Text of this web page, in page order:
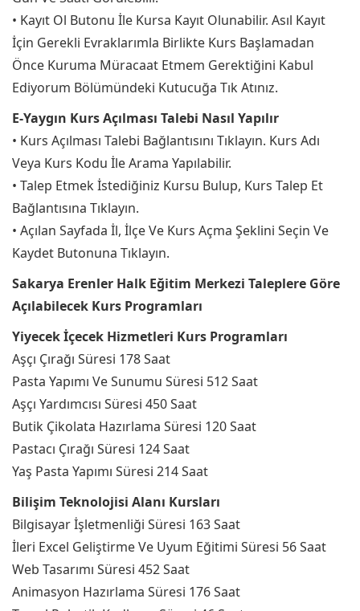
• Kayıt Ol Butonu İle Kursa Kayıt Olunabilir. Asıl Kayıt
İçin Gerekli Evraklarımla Birlikte Kurs Başlamadan
Önce Kuruma Müracaat Etmem Gerektiğini Kabul
Ediyorum Bölümündeki Kutucuğa Tık Atınız.
E-Yaygın Kurs Açılması Talebi Nasıl Yapılır
• Kurs Açılması Talebi Bağlantısını Tıklayın. Kurs Adı
Veya Kurs Kodu İle Arama Yapılabilir.
• Talep Etmek İstediğiniz Kursu Bulup, Kurs Talep Et
Bağlantısına Tıklayın.
• Açılan Sayfada İl, İlçe Ve Kurs Açma Şeklini Seçin Ve
Kaydet Butonuna Tıklayın.
Sakarya Erenler Halk Eğitim Merkezi Taleplere Göre
Açılabilecek Kurs Programları
Yiyecek İçecek Hizmetleri Kurs Programları
Aşçı Çırağı Süresi 178 Saat
Pasta Yapımı Ve Sunumu Süresi 512 Saat
Aşçı Yardımcısı Süresi 450 Saat
Butik Çikolata Hazırlama Süresi 120 Saat
Pastacı Çırağı Süresi 124 Saat
Yaş Pasta Yapımı Süresi 214 Saat
Bilişim Teknolojisi Alanı Kursları
Bilgisayar İşletmenliği Süresi 163 Saat
İleri Excel Geliştirme Ve Uyum Eğitimi Süresi 56 Saat
Web Tasarımı Süresi 452 Saat
Animasyon Hazırlama Süresi 176 Saat